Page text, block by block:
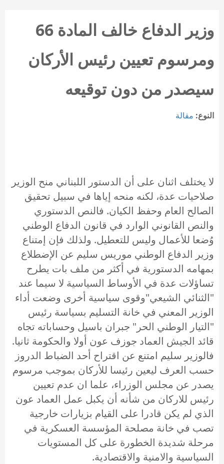
وزير الدفاع خالف المادة 66
ومرسوم تعيين رئيس الأركان
سيصدر من دون توقيعه
النوع: مقالة
لا يختلف اثنان على أن الدستور اللبناني منح الوزير
صلاحيات عدة، لكنه منحه إياها في سبيل تحقيق
الصالح العام وحفظ الكيان. فالنص الدستوري
والنص القانوني الوارد في قانون الدفاع الوطني
وُضعا للأعمال وليس للتعطيل. ولذلك فإن إمتناع
وزير الدفاع الوطني موريس سليم عن الإضطلاع
بمهامه الدستورية في أكثر من ملف بات يطرح
تساؤلات عدة في الأوساط السياسية لا سيما عند
"الثنائي الشيعي"وقوى سياسية أخرى وضعت أداء
الوزير المعني في خانة التسليم بسياسة رئيس
"التيار الوطني الحر" جبران باسيل وحساباته تجاه
قائد الجيش العماد جوزف عون أولا والحكومة ثانيا.
فالوزير سليم امتنع عن اقتراح أحد الضباط الدروز
حسب العرف ليعين رئيسا للأركان بموجب مرسوم
يصدر عن مجلس الوزراء، علما ان عدم تعيين
رئيس للاركان من شأنه أن يكبل عمل العماد عون
الذي لم يكن قادرا على القيام بزيارات خارجية
تصب في خانة مصلحة المؤسسة العسكرية في
مرحلة شديدة الخطورة على كل المستويات
السياسية والامنية والاقتصادية.